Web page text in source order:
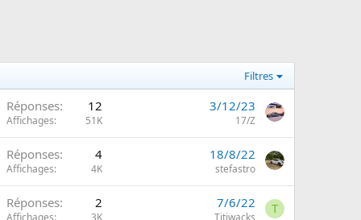
Filtres
Réponses 12
Affichages 51K
3/12/23
17/Z
Réponses 4
Affichages 4K
18/8/22
stefastro
Réponses 2
Affichages 3K
7/6/22
Titiwacks
T